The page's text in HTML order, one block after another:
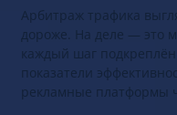
Арбитраж трафика
дороже. На деле — это
каждый шаг
показатели
рекламные платформы